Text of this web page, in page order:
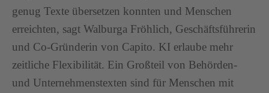
genug Texte übersetzen konnten und Menschen
erreichten, sagt Walburga Fröhlich, Geschäftsführerin
und Co-Gründerin von Capito. KI erlaube mehr
zeitliche Flexibilität. Ein Großteil von Behörden-
und Unternehmenstexten sind für Menschen mit